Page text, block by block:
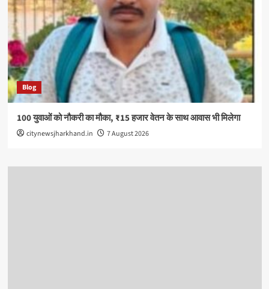
Blog
100 युवाओं को नौकरी का मौका, ₹15 हजार वेतन के साथ आवास भी मिलेगा
citynewsjharkhand.in 7 August 2026